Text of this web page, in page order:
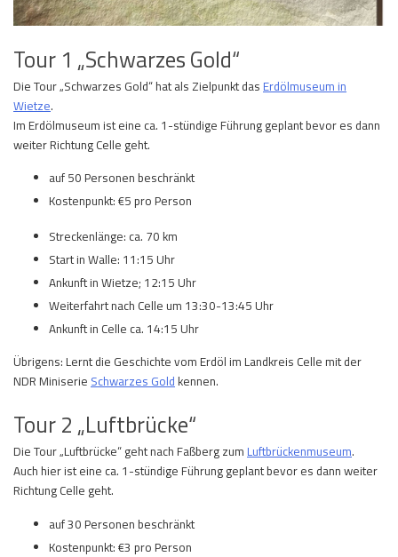
Tour 1 „Schwarzes Gold“
Die Tour „Schwarzes Gold“ hat als Zielpunkt das Erdölmuseum in
Wietze.
Im Erdölmuseum ist eine ca. 1-stündige Führung geplant bevor es dann
weiter Richtung Celle geht.
auf 50 Personen beschränkt
Kostenpunkt: €5 pro Person
Streckenlänge: ca. 70 km
Start in Walle: 11:15 Uhr
Ankunft in Wietze; 12:15 Uhr
Weiterfahrt nach Celle um 13:30-13:45 Uhr
Ankunft in Celle ca. 14:15 Uhr
Übrigens: Lernt die Geschichte vom Erdöl im Landkreis Celle mit der
NDR Miniserie Schwarzes Gold kennen.
Tour 2 „Luftbrücke“
Die Tour „Luftbrücke“ geht nach Faßberg zum Luftbrückenmuseum.
Auch hier ist eine ca. 1-stündige Führung geplant bevor es dann weiter
Richtung Celle geht.
auf 30 Personen beschränkt
Kostenpunkt: €3 pro Person